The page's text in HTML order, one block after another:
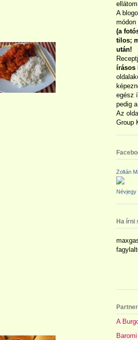
A
módon
(a
tilos;
után!
írásos
egész
pedig
Az
Group
Zoltán
Névjegy
Ha írni
A